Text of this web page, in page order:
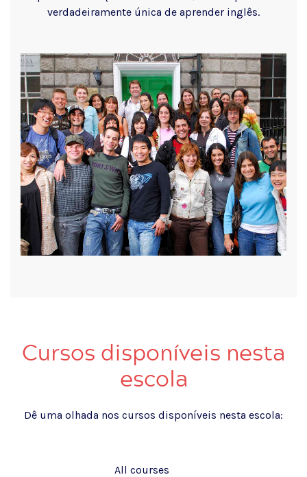
verdadeiramente única de aprender inglês.
Cursos disponíveis nesta
escola
Dê uma olhada nos cursos disponíveis nesta escola:
All courses